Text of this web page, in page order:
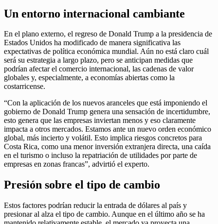
Un entorno internacional cambiante
En el plano externo, el regreso de Donald Trump a la presidencia de
Estados Unidos ha modificado de manera significativa las
expectativas de política económica mundial. Aún no está claro cuál
será su estrategia a largo plazo, pero se anticipan medidas que
podrían afectar el comercio internacional, las cadenas de valor
globales y, especialmente, a economías abiertas como la
costarricense.
“Con la aplicación de los nuevos aranceles que está imponiendo el
gobierno de Donald Trump genera una sensación de incertidumbre,
esto genera que las empresas inviertan menos y eso claramente
impacta a otros mercados. Estamos ante un nuevo orden económico
global, más incierto y volátil. Esto implica riesgos concretos para
Costa Rica, como una menor inversión extranjera directa, una caída
en el turismo o incluso la repatriación de utilidades por parte de
empresas en zonas francas”, advirtió el experto.
Presión sobre el tipo de cambio
Estos factores podrían reducir la entrada de dólares al país y
presionar al alza el tipo de cambio. Aunque en el último año se ha